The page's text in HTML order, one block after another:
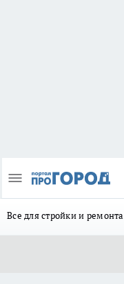
Все для стройки и ремонта